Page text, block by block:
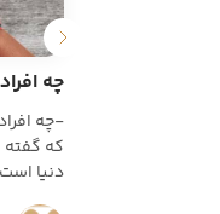
چه
-چه
که گفته
دنیا